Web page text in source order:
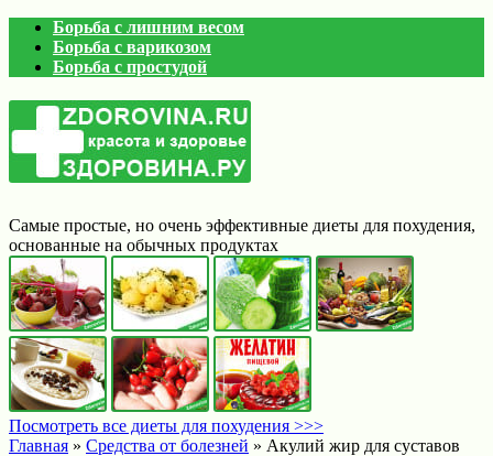
Борьба с лишним весом
Борьба с варикозом
Борьба с простудой
Самые простые, но очень эффективные диеты для похудения,
основанные на обычных продуктах
Посмотреть все диеты для похудения >>>
Главная » Средства от болезней » Акулий жир для суставов